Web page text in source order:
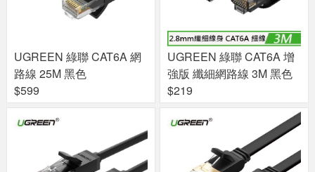
UGREEN 綠聯 CAT6A 網
路線 25M 黑色
$599
UGREEN 綠聯 CAT6A 增
強版 纖細網路線 3M 黑色
$219